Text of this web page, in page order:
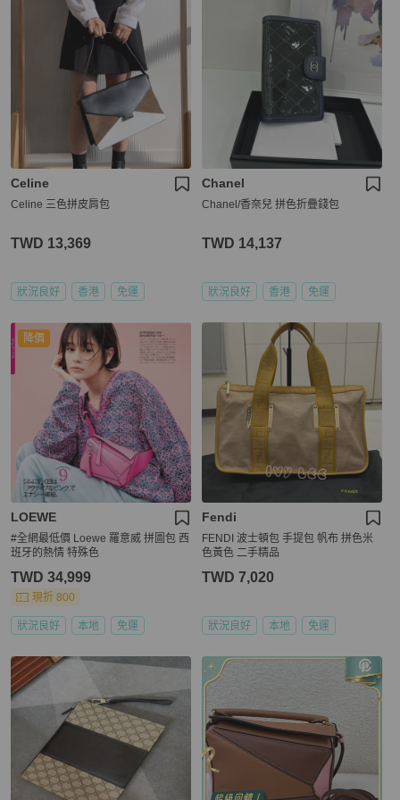
Celine
Celine 三色拼皮肩包
TWD 13,369
狀況良好 香港 免運
Chanel
Chanel/香奈兒 拼色折疊錢包
TWD 14,137
狀況良好 香港 免運
降價
LOEWE
#全網最低價 Loewe 羅意威 拼圖包 西
班牙的熱情 特殊色
TWD 34,999
現折 800
狀況良好 本地 免運
Fendi
FENDI 波士頓包 手提包 帆布 拼色米
色黃色 二手精品
TWD 7,020
狀況良好 本地 免運